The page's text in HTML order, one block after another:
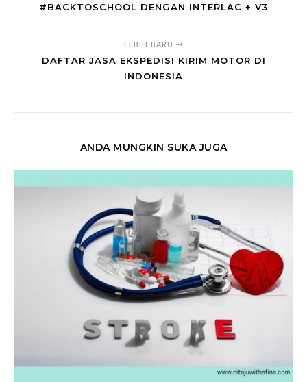
#BACKTOSCHOOL DENGAN INTERLAC + V3
LEBIH BARU
DAFTAR JASA EKSPEDISI KIRIM MOTOR DI
INDONESIA
ANDA MUNGKIN SUKA JUGA